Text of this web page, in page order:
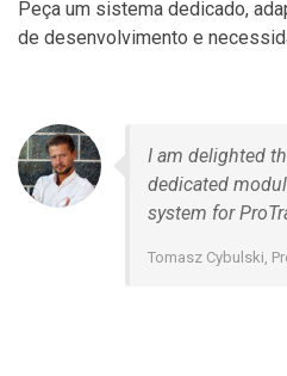
Peça um sistema dedicado,
de desenvolvimento e
I am delighted
dedicated
system for
Tomasz Cybulski,